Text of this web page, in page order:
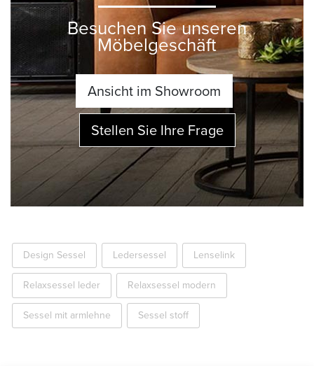
Besuchen Sie unseren
Möbelgeschäft
Ansicht im Showroom
Stellen Sie Ihre Frage
Design Sessel Ledersessel Lenselink
Relaxsessel leder Relaxsessel modern
Sessel mit armlehne Sessel stoff